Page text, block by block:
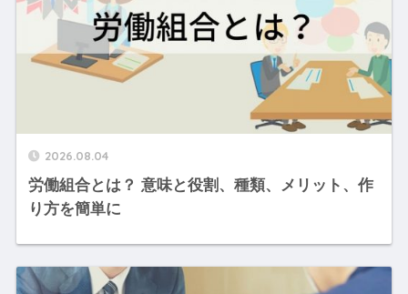
2026.08.04
労働組合とは？ 意味と役割、種類、メリット、作
り方を簡単に